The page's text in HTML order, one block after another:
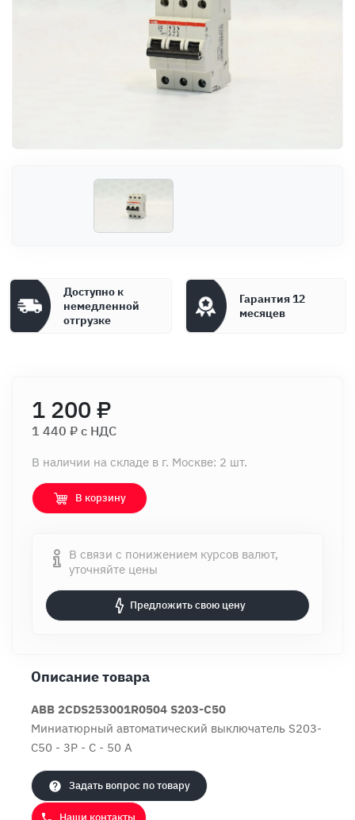
Доступно к
немедленной
отгрузке
Гарантия 12
месяцев
1 200 ₽
1 440 ₽ c НДС
В наличии на складе в г. Москве: 2 шт.
В корзину
В связи с понижением курсов валют,
уточняйте цены
Предложить свою цену
Описание товара
ABB 2CDS253001R0504 S203-C50
Миниатюрный автоматический выключатель S203-
C50 - 3P - C - 50 A
Задать вопрос по товару
Наши контакты
Продолжить покупки